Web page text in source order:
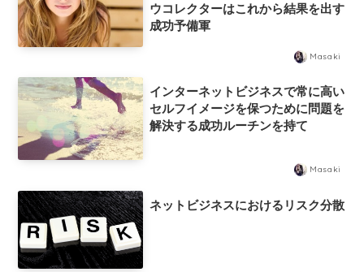
ウコレクターはこれから結果を出す
成功予備軍
Masaki
インターネットビジネスで常に高い
セルフイメージを保つために問題を
解決する成功ルーチンを持て
Masaki
ネットビジネスにおけるリスク分散